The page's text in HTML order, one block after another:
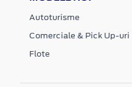
Autoturisme
Comerciale & Pick Up-uri
Flote